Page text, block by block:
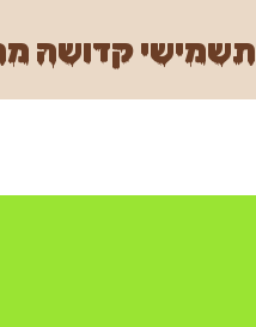
תשמישי קדושה